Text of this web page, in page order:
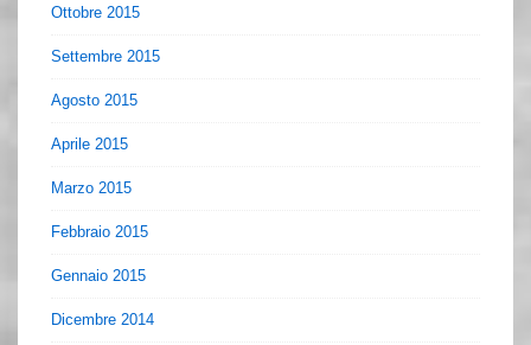
Ottobre 2015
Settembre 2015
Agosto 2015
Aprile 2015
Marzo 2015
Febbraio 2015
Gennaio 2015
Dicembre 2014